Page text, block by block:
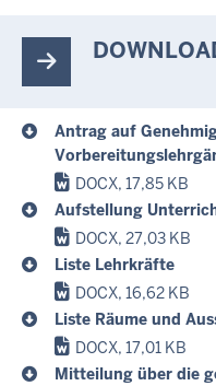
Antrag auf
DOCX, 17,85 KB
Aufstellung
DOCX, 27,03 KB
Liste Lehrkräfte
DOCX, 16,62 KB
Liste Räume und
DOCX, 17,01 KB
Mitteilung über die